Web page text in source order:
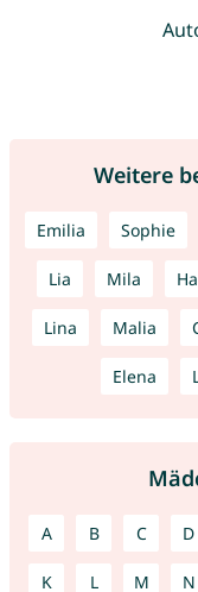
Weitere
Emilia Sophie
Lia Mila
Lina Malia
Elena
A B C D
K L M N